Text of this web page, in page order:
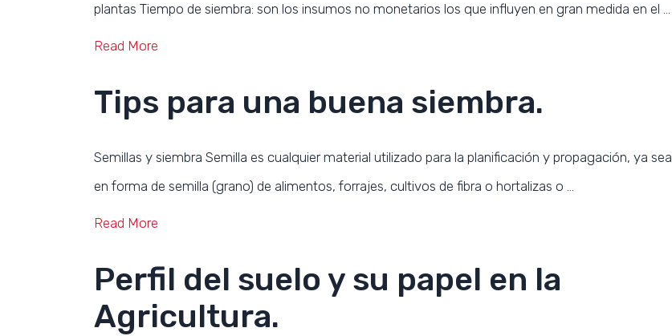
plantas Tiempo de siembra: son los insumos no monetarios los que influyen en gran medida en el …
Read More
Tips para una buena siembra.
Semillas y siembra Semilla es cualquier material utilizado para la planificación y propagación, ya sea
en forma de semilla (grano) de alimentos, forrajes, cultivos de fibra o hortalizas o …
Read More
Perfil del suelo y su papel en la
Agricultura.